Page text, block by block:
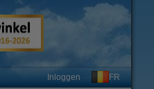
Inloggen FR